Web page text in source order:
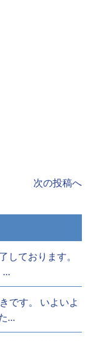
次の投稿へ
ております。
…
です。 いよいよ
…